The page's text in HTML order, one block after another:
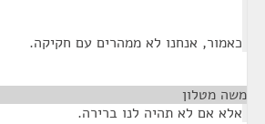
כאמור, אנחנו לא ממהרים עם חקיקה.
משה מטלון
אלא אם לא תהיה לנו ברירה.